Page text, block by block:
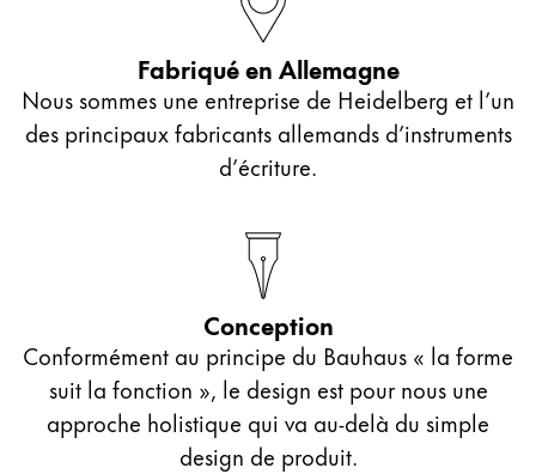
Fabriqué en Allemagne
Nous sommes une entreprise de Heidelberg et l’un
des principaux fabricants allemands d’instruments
d’écriture.
Conception
Conformément au principe du Bauhaus « la forme
suit la fonction », le design est pour nous une
approche holistique qui va au‑delà du simple
design de produit.